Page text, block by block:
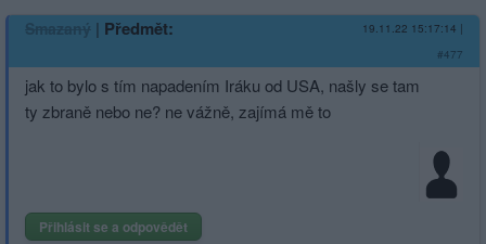
Smazaný | Předmět: 19.11.22 15:17:14 |
#477
jak to bylo s tím napadením Iráku od USA, našly se tam
ty zbraně nebo ne? ne vážně, zajímá mě to
Přihlásit se a odpovědět